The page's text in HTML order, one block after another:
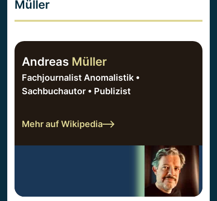
Müller
Andreas Müller
Fachjournalist Anomalistik •
Sachbuchautor • Publizist
Mehr auf Wikipedia